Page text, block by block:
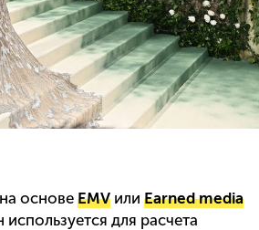
основе EMV или Earned media
для расчета